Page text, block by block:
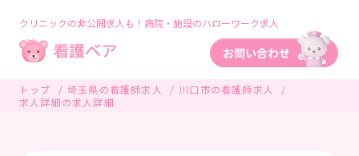
クリニックの非公開求人も！病院・施設のハローワーク求人
トップ 埼玉県の看護師求人
川口市の看護師求人
求人詳細の求人詳細